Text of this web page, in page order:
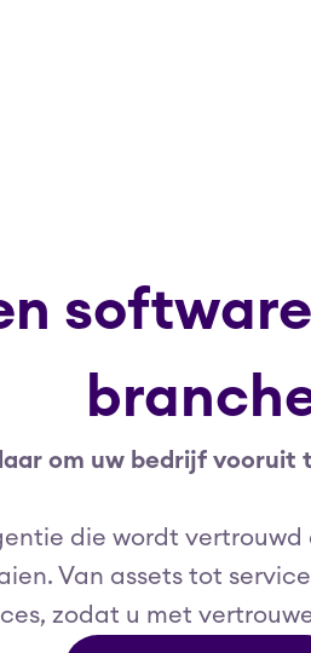
om uw bedrijf vooruit
die wordt
Van assets tot
zodat u met